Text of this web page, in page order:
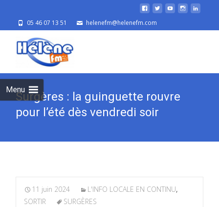
05 46 07 13 51 helenefm@helenefm.com
Menu
Surgères : la guinguette rouvre
pour l’été dès vendredi soir
11 juin 2024 L'INFO LOCALE EN CONTINU,
SORTIR
SURGÈRES